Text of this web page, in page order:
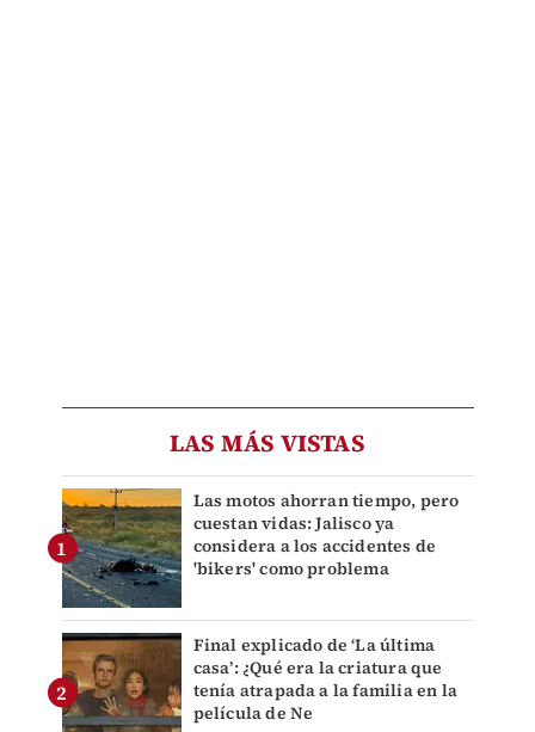
LAS MÁS VISTAS
Las motos ahorran tiempo, pero
cuestan vidas: Jalisco ya
considera a los accidentes de
'bikers' como problema
Final explicado de ‘La última
casa’: ¿Qué era la criatura que
tenía atrapada a la familia en la
película de Ne